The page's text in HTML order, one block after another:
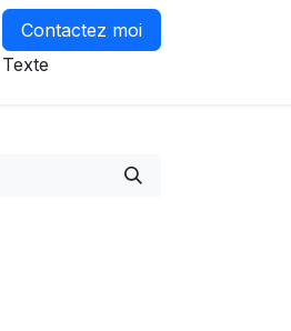
Contactez moi
Texte